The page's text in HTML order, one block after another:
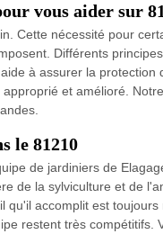
vous aider sur
Cette nécessité pour
Différents
à assurer la
et amélioré.
le 81210
de jardiniers de
de la sylviculture et de
qu'il accomplit est
restent très compétitifs.